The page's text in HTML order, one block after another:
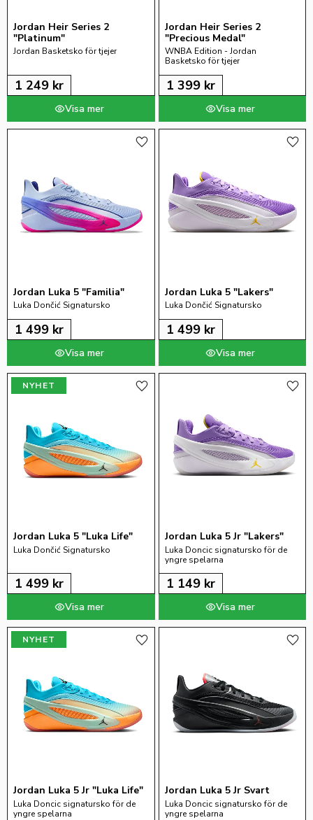
Jordan Heir Series 2
"Platinum"
Jordan Basketsko för tjejer
1 249 kr
Jordan Heir Series 2
"Precious Medal"
WNBA Edition - Jordan
Basketsko för tjejer
1 399kr
Jordan Luka 5 "Familia"
Luka Dončić Signatursko
1 499 kr
Lägg till i favoriter
Jordan Luka 5 "Lakers"
Luka Dončić Signatursko
1 499kr
Jordan Luka 5 "Luka Life"
Luka Dončić Signatursko
1 499 kr
NYHET Lägg till i favoriter
Jordan Luka 5 Jr "Lakers"
Luka Doncic signatursko för de
yngre spelarna
1 149kr
Jordan Luka 5 Jr "Luka Life"
Luka Doncic signatursko för de
yngre spelarna
NYHET Lägg till i favoriter
Jordan Luka 5 Jr Svart
Luka Doncic signatursko för de
yngre spelarna